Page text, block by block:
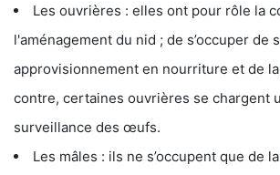
Les ouvrières : elles ont pour rôle la
l'aménagement du nid ; de s’occuper de
approvisionnement en nourriture et de
contre, certaines ouvrières se chargent
surveillance des œufs.
Les mâles : ils ne s’occupent que de